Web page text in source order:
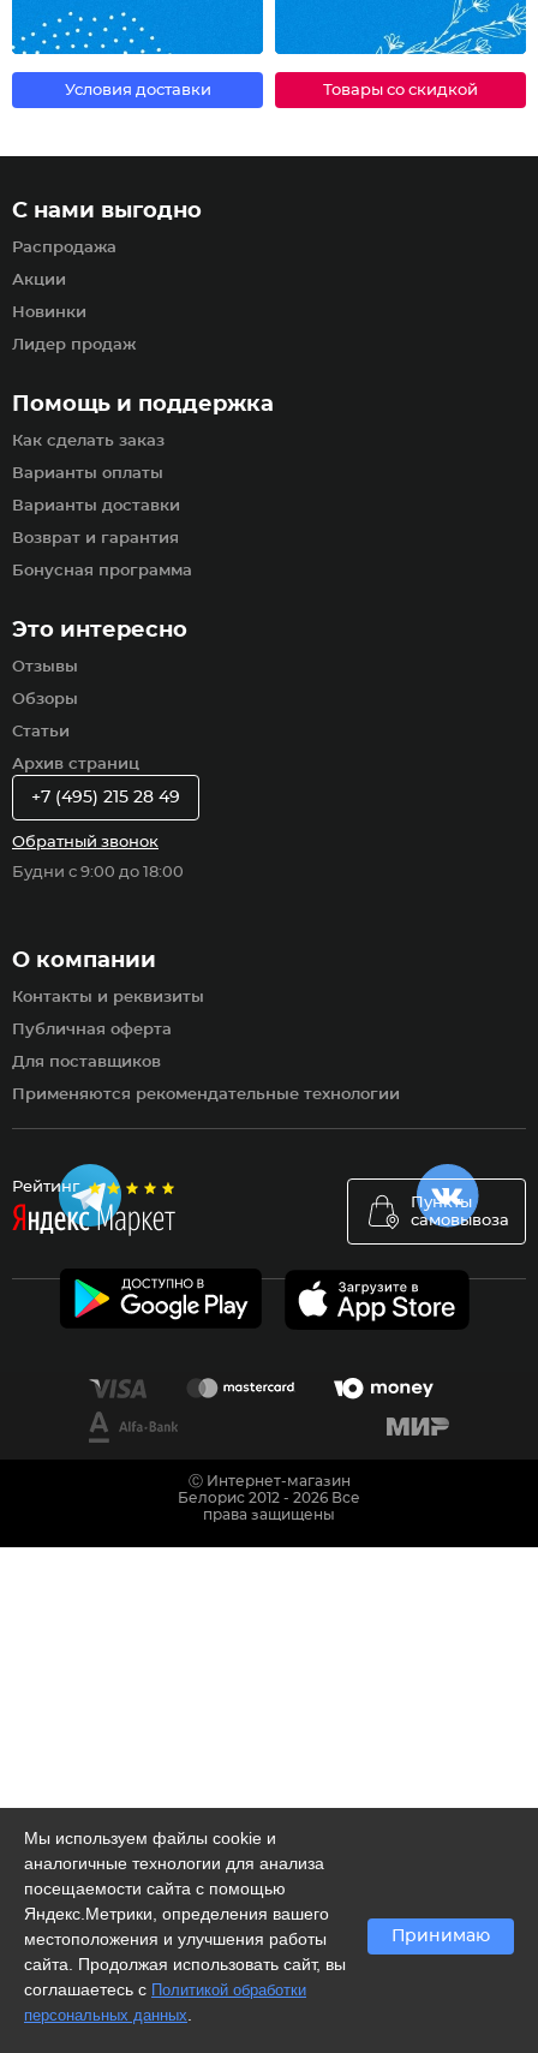
Условия доставки Товары со скидкой
Рейтинг
Пункты
самовывоза
Помощь и поддержка
Как сделать заказ
Варианты оплаты
Варианты доставки
Возврат и гарантия
Бонусная программа
С нами выгодно
Распродажа
Акции
Новинки
Лидер продаж
Это интересно
Отзывы
Обзоры
Статьи
Архив страниц
О компании
Контакты и реквизиты
Публичная оферта
Для поставщиков
Применяются рекомендательные технологии
+7 (495) 215 28 49
Обратный звонок
Будни с 9:00 до 18:00
Мы используем файлы cookie и
аналогичные технологии для анализа
посещаемости сайта с помощью
Яндекс.Метрики, определения вашего
местоположения и улучшения работы
сайта. Продолжая использовать сайт, вы
соглашаетесь с Политикой обработки
персональных данных
Принимаю
Ⓒ Интернет-магазин
Белорис 2012 - 2026 Все
права защищены